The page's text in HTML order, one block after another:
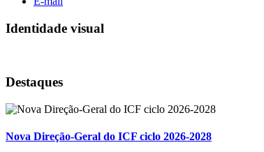
Identidade visual
Destaques
Nova Direção-Geral do ICF ciclo 2026-2028